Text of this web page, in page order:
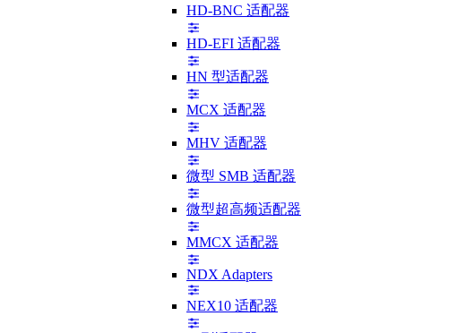
HD-BNC 适配器
HD-EFI 适配器
HN 型适配器
MCX 适配器
MHV 适配器
微型 SMB 适配器
微型超高频适配器
MMCX 适配器
NDX Adapters
NEX10 适配器